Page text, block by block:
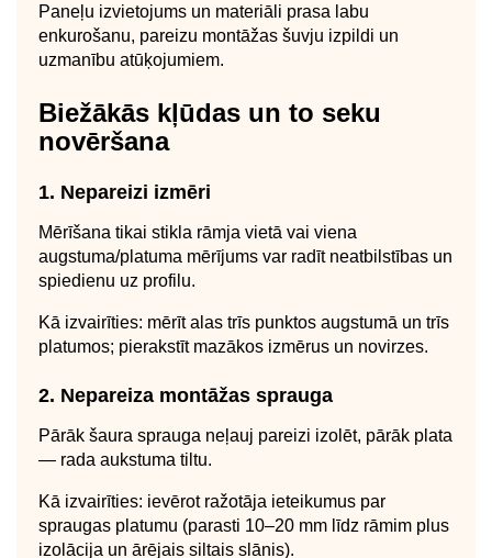
Paneļu izvietojums un materiāli prasa labu
enkurošanu, pareizu montāžas šuvju izpildi un
uzmanību atūķojumiem.
Biežākās kļūdas un to seku
novēršana
1. Nepareizi izmēri
Mērīšana tikai stikla rāmja vietā vai viena
augstuma/platuma mērījums var radīt neatbilstības un
spiedienu uz profilu.
Kā izvairīties: mērīt alas trīs punktos augstumā un trīs
platumos; pierakstīt mazākos izmērus un novirzes.
2. Nepareiza montāžas sprauga
Pārāk šaura sprauga neļauj pareizi izolēt, pārāk plata
— rada aukstuma tiltu.
Kā izvairīties: ievērot ražotāja ieteikumus par
spraugas platumu (parasti 10–20 mm līdz rāmim plus
izolācija un ārējais siltais slānis).